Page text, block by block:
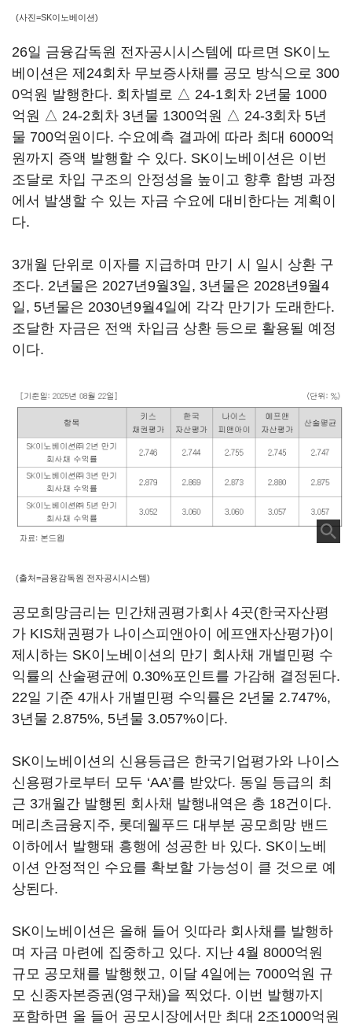
(사진=SK이노베이션)
26일 금융감독원 전자공시시스템에 따르면 SK이노
베이션은 제24회차 무보증사채를 공모 방식으로 300
0억원 발행한다. 회차별로 △ 24-1회차 2년물 1000
억원 △ 24-2회차 3년물 1300억원 △ 24-3회차 5년
물 700억원이다. 수요예측 결과에 따라 최대 6000억
원까지 증액 발행할 수 있다. SK이노베이션은 이번
조달로 차입 구조의 안정성을 높이고 향후 합병 과정
에서 발생할 수 있는 자금 수요에 대비한다는 계획이
다.
3개월 단위로 이자를 지급하며 만기 시 일시 상환 구
조다. 2년물은 2027년9월3일, 3년물은 2028년9월4
일, 5년물은 2030년9월4일에 각각 만기가 도래한다.
조달한 자금은 전액 차입금 상환 등으로 활용될 예정
이다.
(출처=금융감독원 전자공시시스템)
공모희망금리는 민간채권평가회사 4곳(한국자산평
가 KIS채권평가 나이스피앤아이 에프앤자산평가)이
제시하는 SK이노베이션의 만기 회사채 개별민평 수
익률의 산술평균에 0.30%포인트를 가감해 결정된다.
22일 기준 4개사 개별민평 수익률은 2년물 2.747%,
3년물 2.875%, 5년물 3.057%이다.
SK이노베이션의 신용등급은 한국기업평가와 나이스
신용평가로부터 모두 ‘AA’를 받았다. 동일 등급의 최
근 3개월간 발행된 회사채 발행내역은 총 18건이다.
메리츠금융지주, 롯데웰푸드 대부분 공모희망 밴드
이하에서 발행돼 흥행에 성공한 바 있다. SK이노베
이션 안정적인 수요를 확보할 가능성이 클 것으로 예
상된다.
SK이노베이션은 올해 들어 잇따라 회사채를 발행하
며 자금 마련에 집중하고 있다. 지난 4월 8000억원
규모 공모채를 발행했고, 이달 4일에는 7000억원 규
모 신종자본증권(영구채)을 찍었다. 이번 발행까지
포함하면 올 들어 공모시장에서만 최대 2조1000억원